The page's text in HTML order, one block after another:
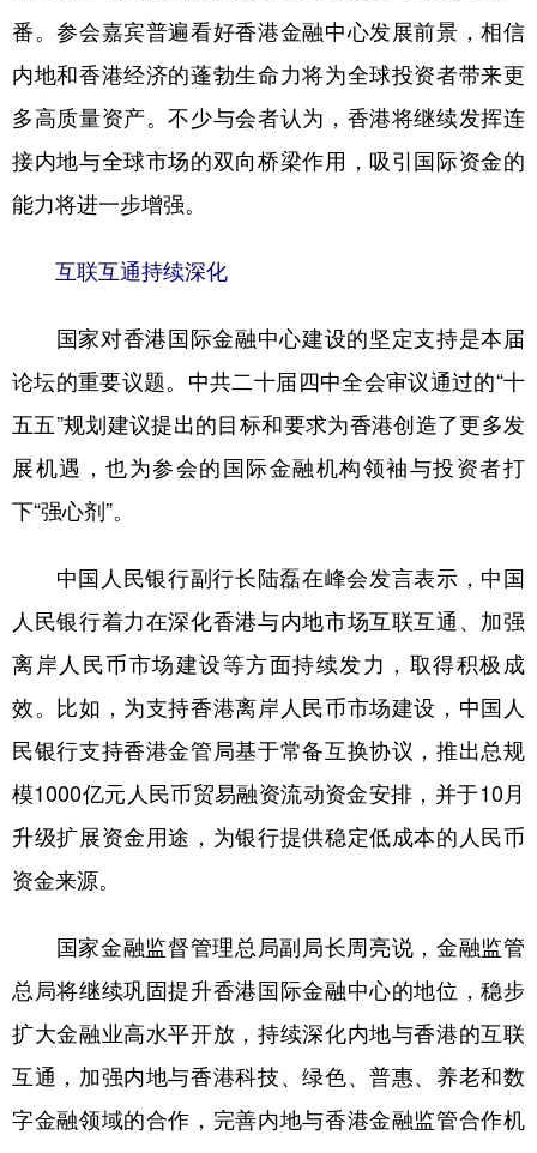
浙江 安徽 福建 江西
山东 河南 湖北 湖南
广东 广西 海南 重庆
新疆 内蒙古
多语种频道
English Español Français عربى
Русский язык 日本語 한국어
Deutsch
番。参会嘉宾普遍看好香港金融中心发展前景，相信
内地和香港经济的蓬勃生命力将为全球投资者带来更
多高质量资产。不少与会者认为，香港将继续发挥连
接内地与全球市场的双向桥梁作用，吸引国际资金的
能力将进一步增强。
互联互通持续深化
国家对香港国际金融中心建设的坚定支持是本届
论坛的重要议题。中共二十届四中全会审议通过的“十
五五”规划建议提出的目标和要求为香港创造了更多发
展机遇，也为参会的国际金融机构领袖与投资者打
下“强心剂”。
中国人民银行副行长陆磊在峰会发言表示，中国
人民银行着力在深化香港与内地市场互联互通、加强
离岸人民币市场建设等方面持续发力，取得积极成
效。比如，为支持香港离岸人民币市场建设，中国人
民银行支持香港金管局基于常备互换协议，推出总规
模1000亿元人民币贸易融资流动资金安排，并于10月
升级扩展资金用途，为银行提供稳定低成本的人民币
资金来源。
国家金融监督管理总局副局长周亮说，金融监管
总局将继续巩固提升香港国际金融中心的地位，稳步
扩大金融业高水平开放，持续深化内地与香港的互联
互通，加强内地与香港科技、绿色、普惠、养老和数
字金融领域的合作，完善内地与香港金融监管合作机